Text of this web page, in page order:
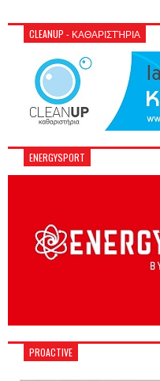
CLEANUP - ΚΑΘΑΡΙΣΤΉΡΙΑ
ENERGYSPORT
PROACTIVE